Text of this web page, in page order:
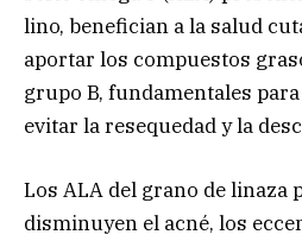
lino, benefician a la salud
aportar los compuestos
grupo B, fundamentales
evitar la resequedad y la
Los ALA del grano de linaza
disminuyen el acné, los